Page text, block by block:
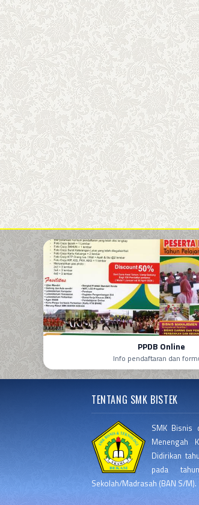
PPDB Online
Info pendaftaran dan
TENTANG SMK BISTEK
SMK Bisnis
Menengah
Didirikan
pada
Sekolah/Madrasah (BAN S/M).